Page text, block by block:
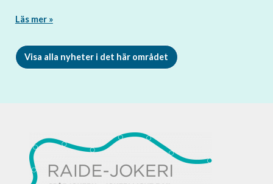
Läs mer »
Visa alla nyheter i det här området